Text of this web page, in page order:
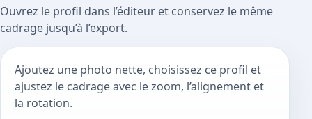
Ouvrez le profil dans l’éditeur et conservez le même
cadrage jusqu’à l’export.
Ajoutez une photo nette, choisissez ce profil et
ajustez le cadrage avec le zoom, l’alignement et
la rotation.